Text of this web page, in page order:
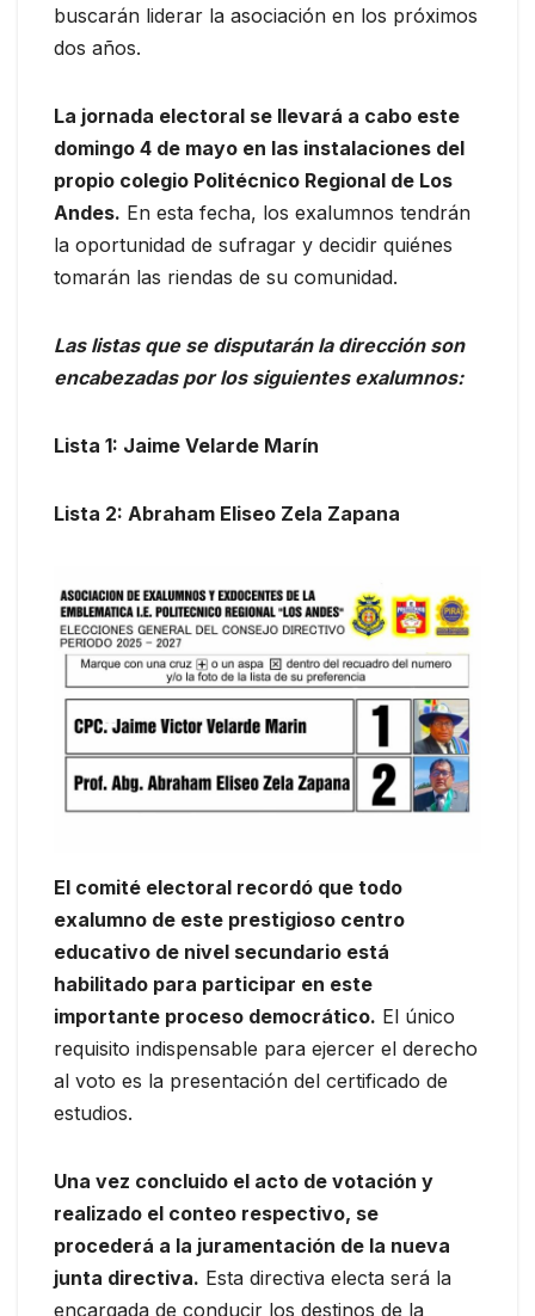
buscarán liderar la asociación en los próximos
dos años.
La jornada electoral se llevará a cabo este
domingo 4 de mayo en las instalaciones del
propio colegio Politécnico Regional de Los
Andes. En esta fecha, los exalumnos tendrán
la oportunidad de sufragar y decidir quiénes
tomarán las riendas de su comunidad.
Las listas que se disputarán la dirección son
encabezadas por los siguientes exalumnos:
Lista 1: Jaime Velarde Marín
Lista 2: Abraham Eliseo Zela Zapana
El comité electoral recordó que todo
exalumno de este prestigioso centro
educativo de nivel secundario está
habilitado para participar en este
importante proceso democrático. El único
requisito indispensable para ejercer el derecho
al voto es la presentación del certificado de
estudios.
Una vez concluido el acto de votación y
realizado el conteo respectivo, se
procederá a la juramentación de la nueva
junta directiva. Esta directiva electa será la
encargada de conducir los destinos de la